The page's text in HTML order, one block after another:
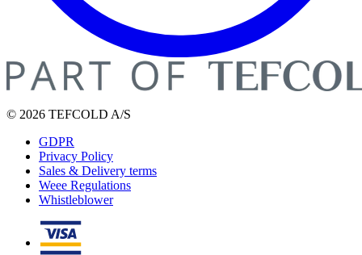
© 2026 TEFCOLD A/S
GDPR
Privacy Policy
Sales & Delivery terms
Weee Regulations
Whistleblower